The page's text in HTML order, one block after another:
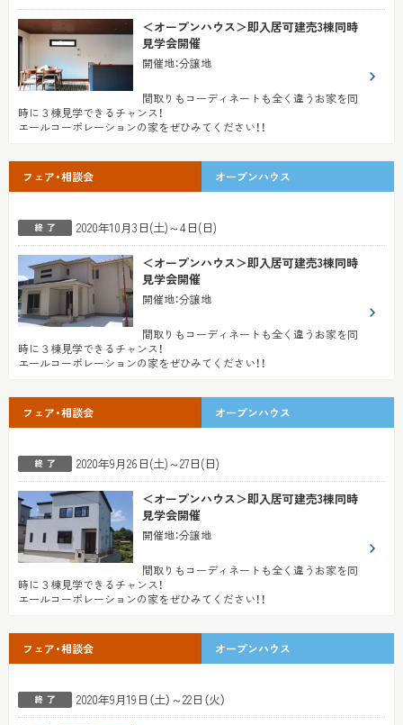
＜オープンハウス＞即入居可建売3棟同時
見学会開催
開催地：分譲地
間取りもコーディネートも全く違うお家を同
時に３棟見学できるチャンス！
エールコーポレーションの家をぜひみてください！！
フェア・相談会 オープンハウス
2020年10月3日(土)～4日(日)
＜オープンハウス＞即入居可建売3棟同時
見学会開催
開催地：分譲地
間取りもコーディネートも全く違うお家を同
時に３棟見学できるチャンス！
エールコーポレーションの家をぜひみてください！！
フェア・相談会 オープンハウス
2020年9月26日(土)～27日(日)
＜オープンハウス＞即入居可建売3棟同時
見学会開催
開催地：分譲地
間取りもコーディネートも全く違うお家を同
時に３棟見学できるチャンス！
エールコーポレーションの家をぜひみてください！！
フェア・相談会 オープンハウス
2020年9月19日（土）～22日（火）